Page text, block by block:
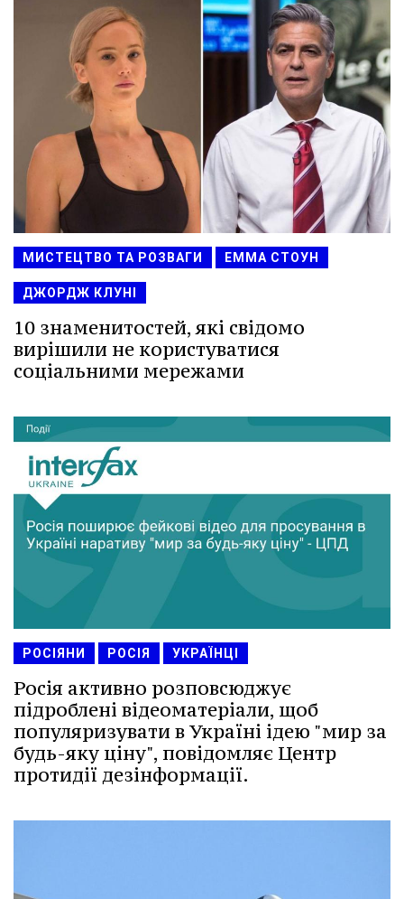
МИСТЕЦТВО ТА РОЗВАГИ ЕММА СТОУН
ДЖОРДЖ КЛУНІ
10 знаменитостей, які свідомо
вирішили не користуватися
соціальними мережами
РОСІЯНИ РОСІЯ УКРАЇНЦІ
Росія активно розповсюджує
підроблені відеоматеріали, щоб
популяризувати в Україні ідею "мир за
будь-яку ціну", повідомляє Центр
протидії дезінформації.